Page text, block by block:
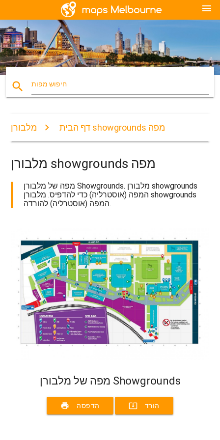
menu
search חיפוש מפות
דף הבית מלבורן showgrounds מפה
מלבורן showgrounds מפה
מפה של מלבורן Showgrounds. מלבורן showgrounds
המפה (אוסטרליה) כדי להדפיס. מלבורן showgrounds
המפה (אוסטרליה) להורדה.
מפה של מלבורן Showgrounds
print הדפסה system_update_alt הורד